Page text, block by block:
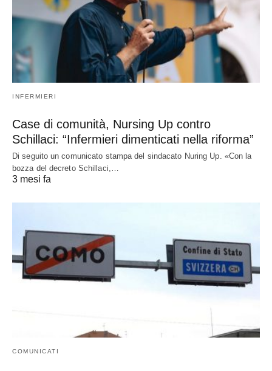
INFERMIERI
Case di comunità, Nursing Up contro
Schillaci: “Infermieri dimenticati nella riforma”
Di seguito un comunicato stampa del sindacato Nuring Up. «Con la
bozza del decreto Schillaci,…
3 mesi fa
COMUNICATI